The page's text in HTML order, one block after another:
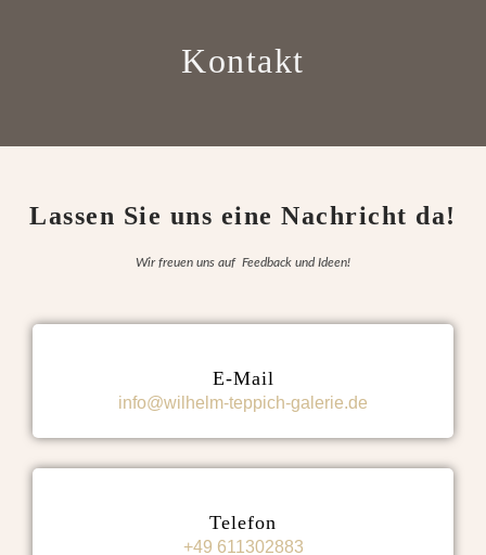
Kontakt
Lassen Sie uns eine Nachricht da!
Wir freuen uns auf Feedback und Ideen!
E-Mail
info@wilhelm-teppich-galerie.de
Telefon
+49 611302883